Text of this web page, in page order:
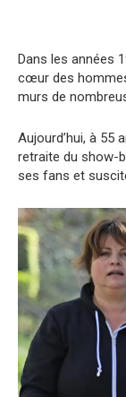
Dans les années
cœur des
murs de
Aujourd’hui, à 55
retraite du show-
ses fans et